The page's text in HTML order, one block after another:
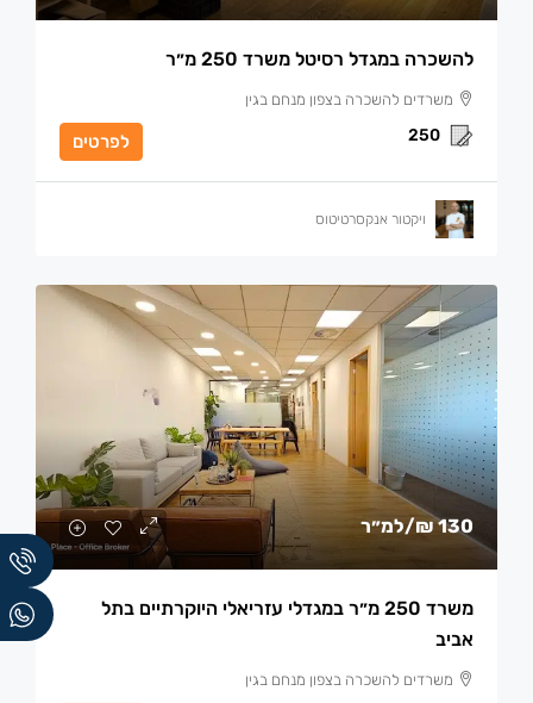
להשכרה במגדל רסיטל משרד 250 מ״ר
משרדים להשכרה בצפון מנחם בגין
250 לפרטים
ויקטור אנקסרטיטוס
130 ₪ /למ״ר
משרד 250 מ״ר במגדלי עזריאלי היוקרתיים בתל
אביב
משרדים להשכרה בצפון מנחם בגין